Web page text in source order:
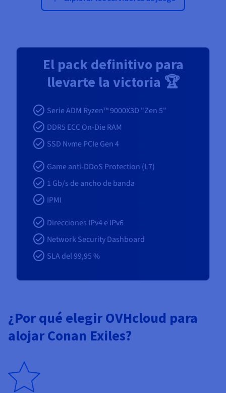
El pack definitivo para
llevarte la victoria 🏆
Serie ADM Ryzen™ 9000X3D "Zen 5"
DDR5 ECC On-Die RAM
SSD Nvme PCIe Gen 4
Game anti-DDoS Protection (L7)
1 Gb/s de ancho de banda
IPMI
Direcciones IPv4 e IPv6
Network Security Dashboard
SLA del 99,95 %
¿Por qué elegir OVHcloud para
alojar Conan Exiles?